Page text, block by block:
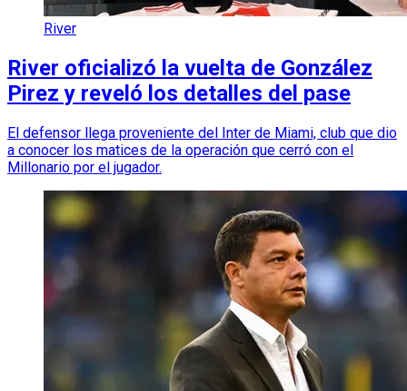
River
River oficializó la vuelta de González
Pirez y reveló los detalles del pase
El defensor llega proveniente del Inter de Miami, club que dio
a conocer los matices de la operación que cerró con el
Millonario por el jugador.